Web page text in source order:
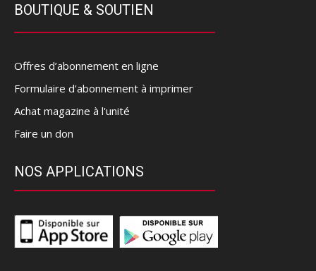
BOUTIQUE & SOUTIEN
Offres d’abonnement en ligne
Formulaire d'abonnement à imprimer
Achat magazine à l'unité
Faire un don
NOS APPLICATIONS